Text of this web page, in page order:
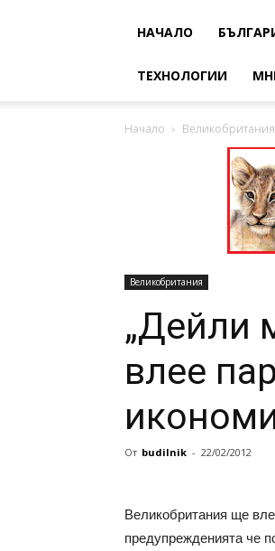
НАЧАЛО
ТЕХНОЛОГИИ
Начало Великобритания
Великобритания
„Дейли
влее
От budilnik - 22/02/2012
Великобритания ще
предупрежденията че